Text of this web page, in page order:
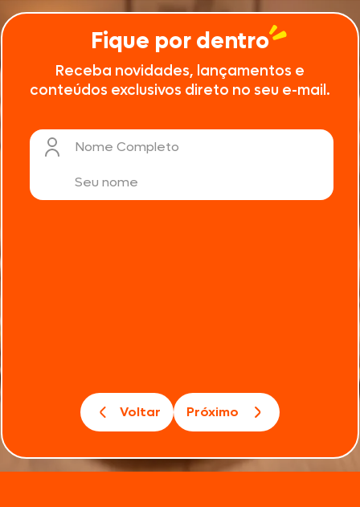
Fique por dentro
Receba novidades, lançamentos e
conteúdos exclusivos direto no seu e-mail.
Nome Completo
Voltar Próximo